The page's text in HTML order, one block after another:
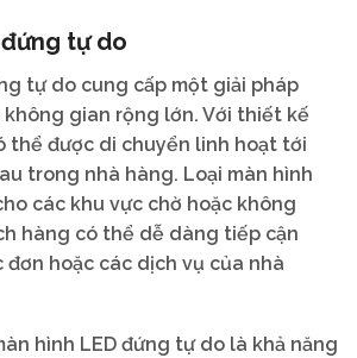
đứng tự do
tự do cung cấp một giải pháp
không gian rộng lớn. Với thiết kế
thể được di chuyển linh hoạt tới
trong nhà hàng. Loại màn hình
các khu vực chờ hoặc không
hàng có thể dễ dàng tiếp cận
hoặc các dịch vụ của nhà
hình LED đứng tự do là khả năng